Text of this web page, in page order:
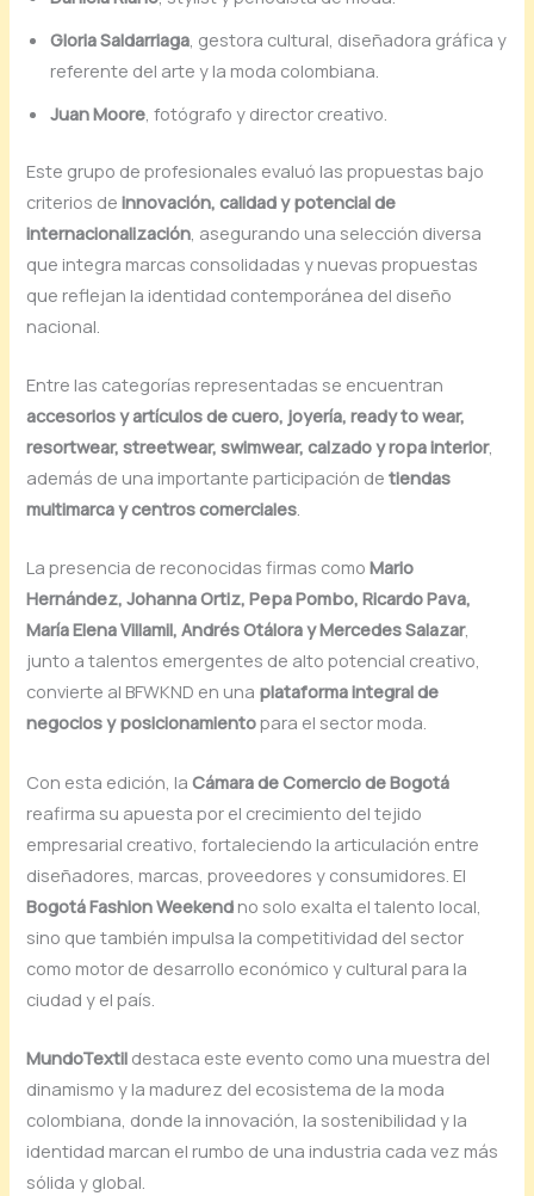
Gloria Saldarriaga , gestora cultural, diseñadora gráfica y
referente del arte y la moda colombiana.
Juan Moore , fotógrafo y director creativo.
Este grupo de profesionales evaluó las propuestas bajo
criterios deinnovación, calidad y potencial de
internacionalización , asegurando una selección diversa
que integra marcas consolidadas y nuevas propuestas
que reflejan la identidad contemporánea del diseño
nacional.
Entre las categorías representadas se encuentran
accesorios y artículos de cuero, joyería, ready to wear,
resortwear, streetwear, swimwear, calzado y ropa interior,
además de una importante participación detiendas
multimarca y centros comerciales
La presencia de reconocidas firmas comoMario
Hernández, Johanna Ortiz, Pepa Pombo, Ricardo Pava,
María Elena Villamil, Andrés Otálora y Mercedes Salazar,
junto a talentos emergentes de alto potencial creativo,
convierte al BFWKND en una plataforma integral de
negocios y posicionamientopara el sector moda.
Con esta edición, laCámara de Comercio de Bogotá
reafirma su apuesta por el crecimiento del tejido
empresarial creativo, fortaleciendo la articulación entre
diseñadores, marcas, proveedores y consumidores. El
Bogotá Fashion Weekend no solo exalta el talento local,
sino que también impulsa la competitividad del sector
como motor de desarrollo económico y cultural para la
ciudad y el país.
MundoTextil destaca este evento como una muestra del
dinamismo y la madurez del ecosistema de la moda
colombiana, donde la innovación, la sostenibilidad y la
identidad marcan el rumbo de una industria cada vez más
sólida y global.